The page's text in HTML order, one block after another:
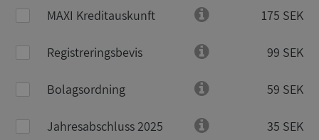
MAXI Kreditauskunft 175 SEK
Registreringsbevis 99 SEK
Bolagsordning 59 SEK
Jahresabschluss 2025 35 SEK